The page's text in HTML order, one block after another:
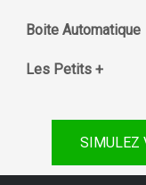
Boite Automatique
Les Petits +
SIMULEZ